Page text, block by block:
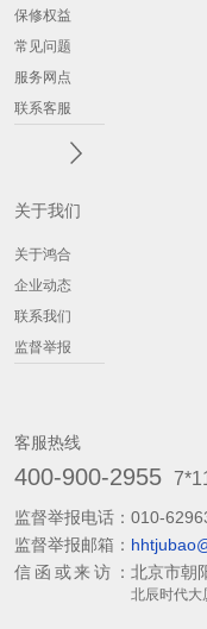
保修权益
常见问题
服务网点
联系客服
关于我们
关于鸿合
企业动态
联系我们
监督举报
客服热线
400-900-2955
监督举报电话： 010-
监督举报邮箱：
信函或来访： 北京市朝
北辰时代大